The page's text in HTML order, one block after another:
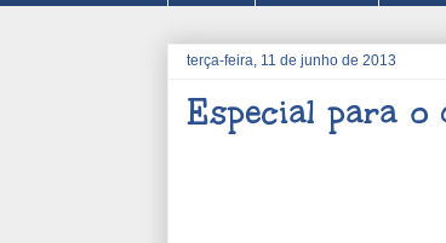
terça-feira, 11 de junho de 2013
Especial para o